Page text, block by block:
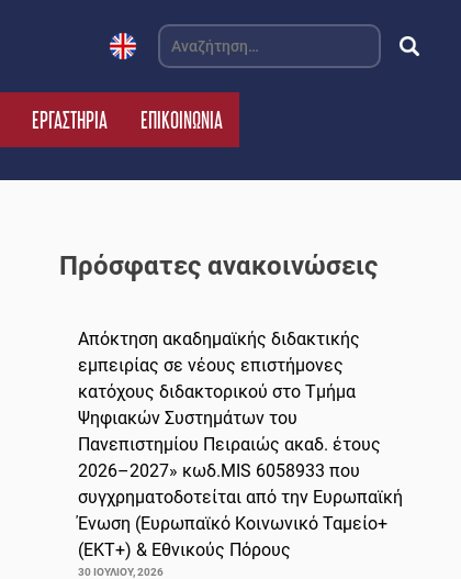
Αναζήτηση
για:
ΕΡΓΑΣΤΗΡΙΑ ΕΠΙΚΟΙΝΩΝΙΑ
Πρόσφατες ανακοινώσεις
Απόκτηση ακαδημαϊκής διδακτικής
εμπειρίας σε νέους επιστήμονες
κατόχους διδακτορικού στο Τμήμα
Ψηφιακών Συστημάτων του
Πανεπιστημίου Πειραιώς ακαδ. έτους
2026–2027» κωδ.MIS 6058933 που
συγχρηματοδοτείται από την Ευρωπαϊκή
Ένωση (Ευρωπαϊκό Κοινωνικό Ταμείο+
(ΕΚΤ+) & Εθνικούς Πόρους
30 ΙΟΥΛΊΟΥ, 2026